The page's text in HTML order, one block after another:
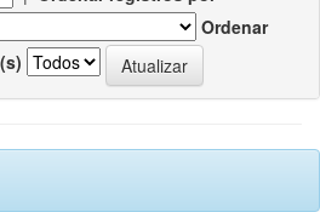
Ordenar